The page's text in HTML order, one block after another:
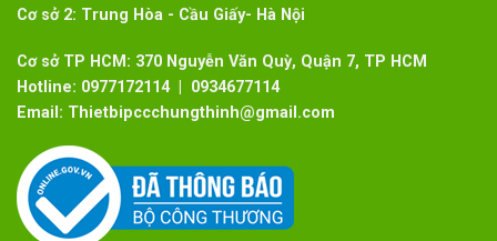
Cơ sở 2: Trung Hòa - Cầu Giấy- Hà Nội
Cơ sở TP HCM: 370 Nguyễn Văn Quỳ, Quận 7, TP HCM
Hotline: 0977172114 | 0934677114
Email: Thietbipccchungthinh@gmail.com